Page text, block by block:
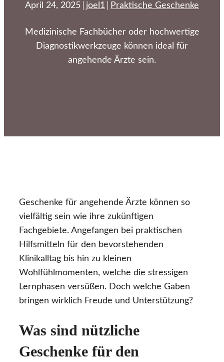
April 24, 2025 joel1 Praktische Geschenke
Medizinische Fachbücher oder hochwertige
Diagnostikwerkzeuge können ideal für
angehende Ärzte sein.
Geschenke für angehende Ärzte können so
vielfältig sein wie ihre zukünftigen
Fachgebiete. Angefangen bei praktischen
Hilfsmitteln für den bevorstehenden
Klinikalltag bis hin zu kleinen
Wohlfühlmomenten, welche die stressigen
Lernphasen versüßen. Doch welche Gaben
bringen wirklich Freude und Unterstützung?
Was sind nützliche
Geschenke für den